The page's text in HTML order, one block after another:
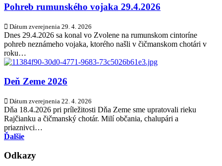
Pohreb rumunského vojaka 29.4.2026
Dátum zverejnenia 29. 4. 2026
Dnes 29.4.2026 sa konal vo Zvolene na rumunskom cintoríne
pohreb neznámeho vojaka, ktorého našli v čičmanskom chotári v
roku…
Deň Zeme 2026
Dátum zverejnenia 22. 4. 2026
Dňa 18.4.2026 pri príležitosti Dňa Zeme sme upratovali rieku
Rajčianku a čičmanský chotár. Milí občania, chalupári a
priaznivci…
Ďalšie
Odkazy